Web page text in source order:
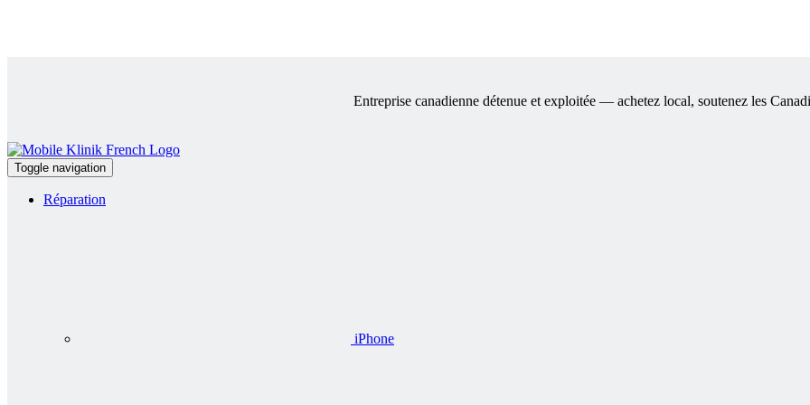
Entreprise canadienne détenue et exploitée — achetez local, soutenez les
Toggle navigation
Réparation
iPhone